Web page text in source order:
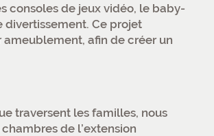
consoles de jeux vidéo, le baby-
Ce projet
afin de créer un
traversent les familles, nous
de l’extension